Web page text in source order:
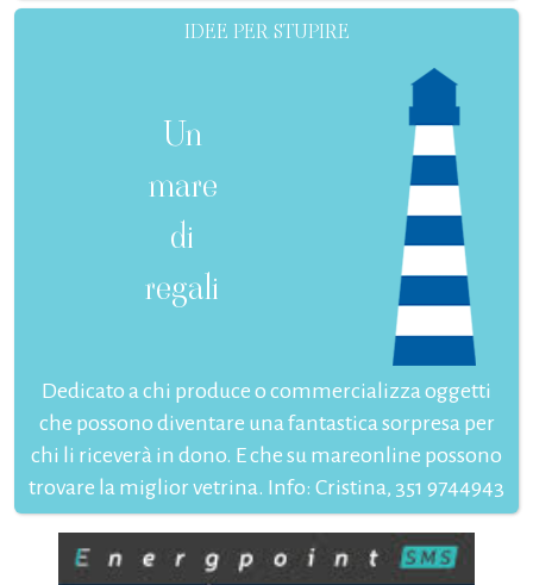
IDEE PER STUPIRE
Un
mare
di
regali
Dedicato a chi produce o commercializza oggetti
che possono diventare una fantastica sorpresa per
chi li riceverà in dono. E che su mareonline possono
trovare la miglior vetrina. Info: Cristina, 351 9744943